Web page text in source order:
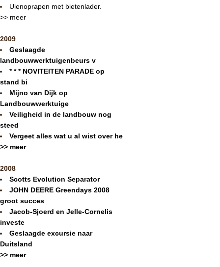
Uienoprapen met bietenlader.
>> meer
2009
Geslaagde
landbouwwerktuigenbeurs v
* * * NOVITEITEN PARADE op
stand bi
Mijno van Dijk op
Landbouwwerktuige
Veiligheid in de landbouw nog
steed
Vergeet alles wat u al wist over he
>> meer
2008
Scotts Evolution Separator
JOHN DEERE Greendays 2008
groot succes
Jacob-Sjoerd en Jelle-Cornelis
investe
Geslaagde excursie naar
Duitsland
>> meer